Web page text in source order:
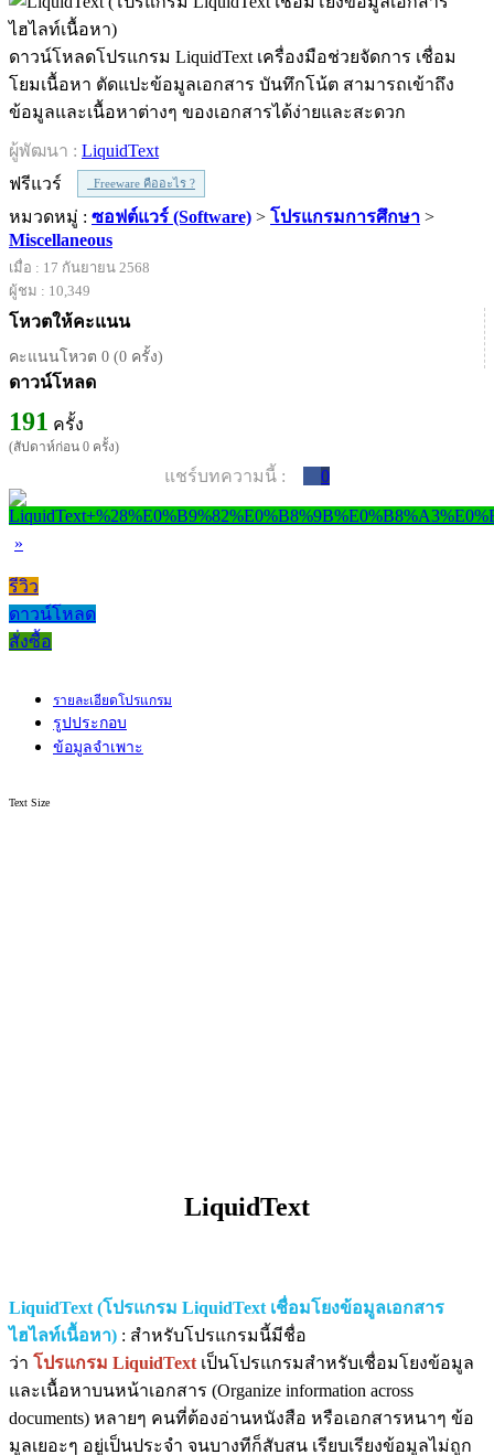
ดาวน์โหลดโปรแกรม LiquidText เครื่องมือช่วยจัดการ เชื่อม
โยมเนื้อหา ตัดแปะข้อมูลเอกสาร บันทึกโน้ต สามารถเข้าถึง
ข้อมูลและเนื้อหาต่างๆ ของเอกสารได้ง่ายและสะดวก
ผู้พัฒนา : LiquidText
ฟรีแวร์
Freeware คืออะไร ?
หมวดหมู่ : ซอฟต์แวร์ (Software) > โปรแกรมการศึกษา >
Miscellaneous
เมื่อ : 17 กันยายน 2568
ผู้ชม : 10,349
โหวตให้คะแนน
คะแนนโหวต 0 (0 ครั้ง)
ดาวน์โหลด
191 ครั้ง
(สัปดาห์ก่อน 0 ครั้ง)
แชร์บทความนี้ : 0
»
รีวิว
ดาวน์โหลด
สั่งซื้อ
รายละเอียดโปรแกรม
รูปประกอบ
ข้อมูลจำเพาะ
Text Size
LiquidText
LiquidText (โปรแกรม LiquidText เชื่อมโยงข้อมูลเอกสาร
ไฮไลท์เนื้อหา) : สำหรับโปรแกรมนี้มีชื่อ
ว่า โปรแกรม LiquidText เป็นโปรแกรมสำหรับเชื่อมโยงข้อมูล
และเนื้อหาบนหน้าเอกสาร (Organize information across
documents) หลายๆ คนที่ต้องอ่านหนังสือ หรือเอกสารหนาๆ ข้อ
มูลเยอะๆ อยู่เป็นประจำ จนบางทีก็สับสน เรียบเรียงข้อมูลไม่ถูก